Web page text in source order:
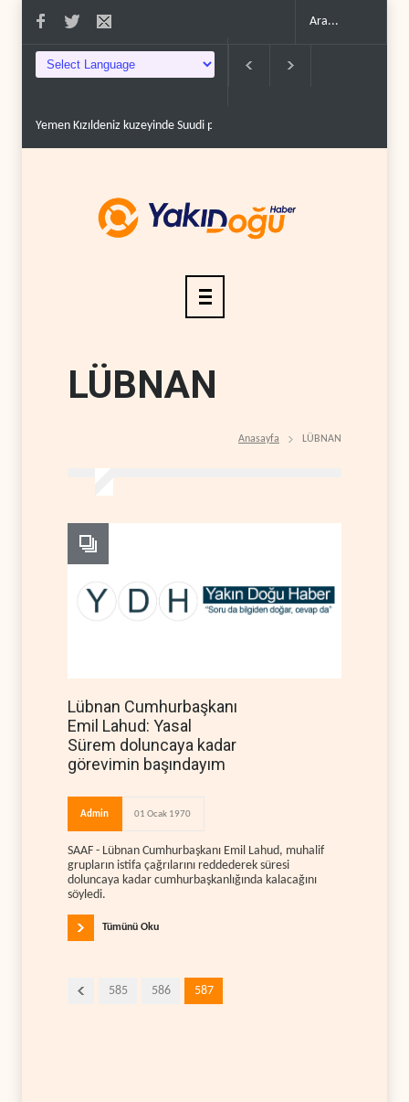
Yemen Kızıldeniz kuzeyinde Suudi petrol tankerini vurdu..
LÜBNAN
Anasayfa LÜBNAN
Lübnan Cumhurbaşkanı
Emil Lahud: Yasal
Sürem doluncaya kadar
görevimin başındayım
Admin 01 Ocak 1970
SAAF - Lübnan Cumhurbaşkanı Emil Lahud, muhalif
grupların istifa çağrılarını reddederek süresi
doluncaya kadar cumhurbaşkanlığında kalacağını
söyledi.
Tümünü Oku
585 586 587